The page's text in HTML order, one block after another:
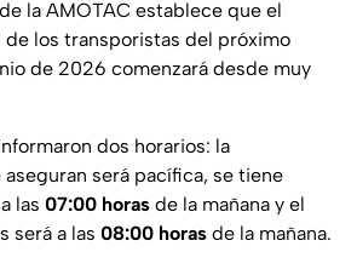
la AMOTAC establece que el
de los transporistas del próximo
de 2026 comenzará desde muy
dos horarios: la
será pacífica, se tiene
las 07:00 horas de la mañana y el
será a las 08:00 horas de la mañana.